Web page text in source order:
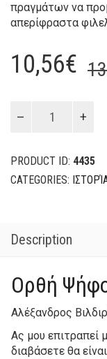
πραγμάτων να
απερίφραστα
10,56€
PRODUCT ID: 4435
CATEGORIES:
Description
Ορθή
Αλέξανδρος
Ας μου επιτραπεί
διαβάσετε θα